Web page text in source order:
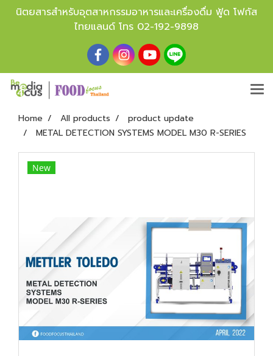
นิตยสารสำหรับอุตสาหกรรมอาหารและเครื่องดื่ม ฟู้ด โฟกัส
ไทยแลนด์ โทร 02-192-9898
Home All products
product update
METAL DETECTION SYSTEMS MODEL M30 R-SERIES
New